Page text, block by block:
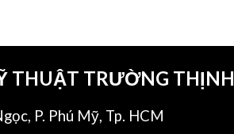
THUẬT TRƯỜNG THỊNH
P. Phú Mỹ, Tp. HCM